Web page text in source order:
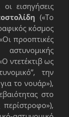
εισηγήσεις
(«Το
κόσμος
προοπτικές
ντετέκτιβ ως
την
το νουάρ»),
στο